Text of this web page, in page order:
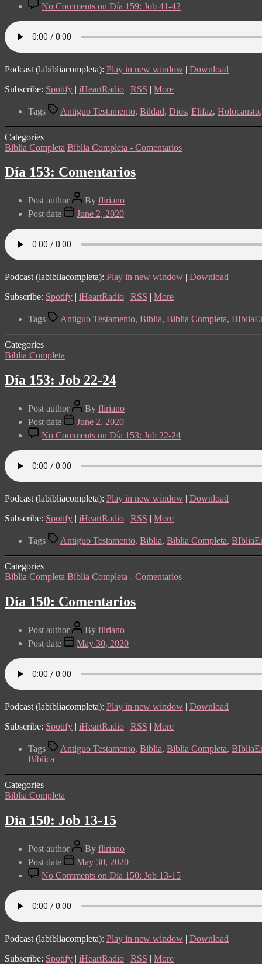
No Comments on Día 159: Job 41-42
Podcast (labibliacompleta): Play in new window | Download
Subscribe: Spotify | iHeartRadio | RSS | More
Tags Antiguo Testamento, Bildad, Dios, Elifaz, Holocausto,
Categories
Biblia Completa Biblia Completa - Comentarios
Día 153: Comentarios
Post author By fliriano
Post date
June 2, 2020
Podcast (labibliacompleta): Play in new window | Download
Subscribe: Spotify | iHeartRadio | RSS | More
Tags Antiguo Testamento, Biblia, Biblia Completa,
Categories
Biblia Completa
Día 153: Job 22-24
Post author By fliriano
Post date
June 2, 2020
No Comments on Día 153: Job 22-24
Podcast (labibliacompleta): Play in new window | Download
Subscribe: Spotify | iHeartRadio | RSS | More
Tags Antiguo Testamento, Biblia, Biblia Completa,
Categories
Biblia Completa Biblia Completa - Comentarios
Día 150: Comentarios
Post author By fliriano
Post date
May 30, 2020
Podcast (labibliacompleta): Play in new window | Download
Subscribe: Spotify | iHeartRadio | RSS | More
Tags Antiguo Testamento, Biblia, Biblia Completa,
Bíblica
Categories
Biblia Completa
Día 150: Job 13-15
Post author By fliriano
Post date
May 30, 2020
No Comments on Día 150: Job 13-15
Podcast (labibliacompleta): Play in new window | Download
Subscribe: Spotify | iHeartRadio | RSS | More